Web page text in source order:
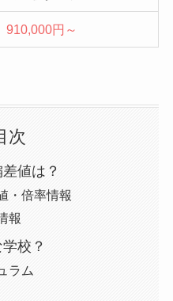
910,000円～
次
値は？
・倍率情報
報
校？
ラム